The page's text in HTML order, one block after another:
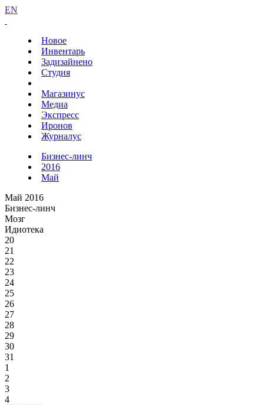
EN
Новое
Инвентарь
Задизайнено
Студия
Магазинус
Медиа
Экспресс
Иронов
Журналус
Бизнес-линч
2016
Май
Май 2016
Бизнес-линч
Мозг
Идиотека
20
21
22
23
24
25
26
27
28
29
30
31
1
2
3
4